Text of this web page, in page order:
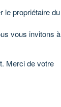
le propriétaire du
vous invitons à
Merci de votre